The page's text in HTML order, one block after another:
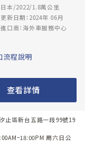
日本/2022/1.8萬公里
更新日期：2024年 06月
進口商：海外車服務中心
流程說明
查看詳情
止區新台五路一段99號19
周六日公